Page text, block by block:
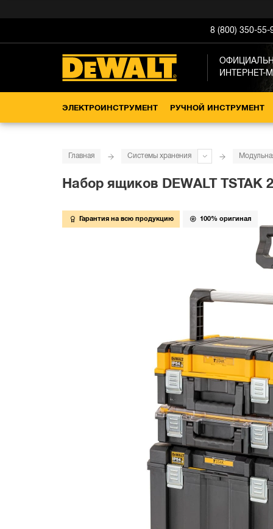
8 (800) 350-55-
ИНТЕРНЕТ-
ЭЛЕКТРОИНСТРУМЕНТ РУЧНОЙ ИНСТРУМЕНТ
Главная Системы хранения
Набор ящиков DEWALT TSTAK
Гарантия на всю продукцию 100% оригинал